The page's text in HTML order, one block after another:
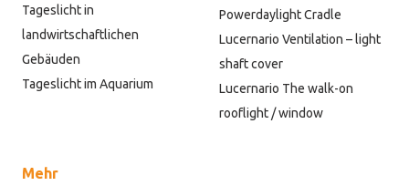
Tageslicht in
landwirtschaftlichen
Gebäuden
Tageslicht im Aquarium
Powerdaylight Cradle
Lucernario Ventilation – light
shaft cover
Lucernario The walk-on
rooflight / window
Mehr